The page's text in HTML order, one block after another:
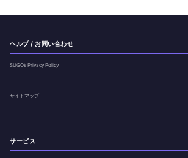
ヘルプ / お問い合わせ
SUGO’s Privacy Policy
サイトマップ
サービス